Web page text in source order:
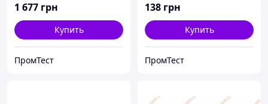
1 677 грн
Купить
ПромТест
138 грн
Купить
ПромТест